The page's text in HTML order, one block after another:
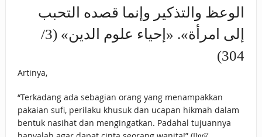
الوعظ والتذكير وإنما قصده التحبب
إلى امرأة». «إحياء علوم الدين» (3/
304)
Artinya,
“Terkadang ada sebagian orang yang menampakkan
pakaian sufi, perilaku khusuk dan ucapan hikmah dalam
bentuk nasihat dan mengingatkan. Padahal tujuannya